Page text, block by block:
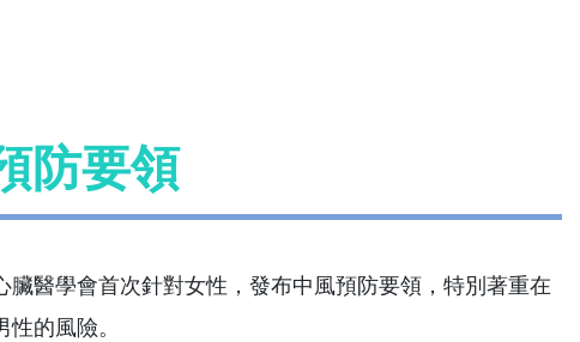
防要領
醫學會首次針對女性，發布中風預防要領，特別著重在
的風險。